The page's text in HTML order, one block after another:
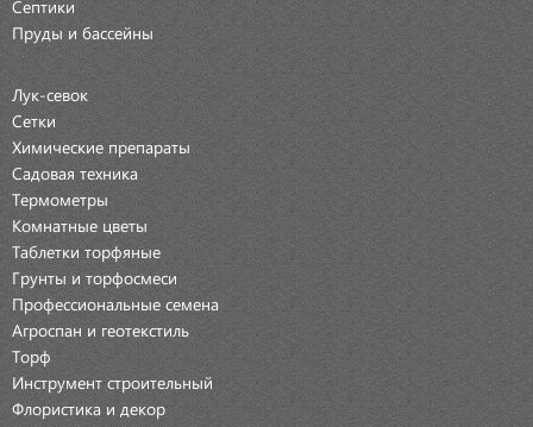
Септики
Пруды и бассейны
Лук-севок
Сетки
Химические препараты
Садовая техника
Термометры
Комнатные цветы
Таблетки торфяные
Грунты и торфосмеси
Профессиональные семена
Агроспан и геотекстиль
Торф
Инструмент строительный
Флористика и декор